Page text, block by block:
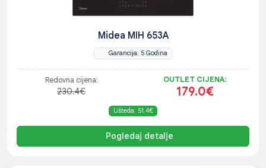
Midea MIH 653A
Garancija: 5 Godina
Redovna cijena:
230.4€
OUTLET CIJENA:
179.0€
Ušteda: 51.4€
Pogledaj detalje